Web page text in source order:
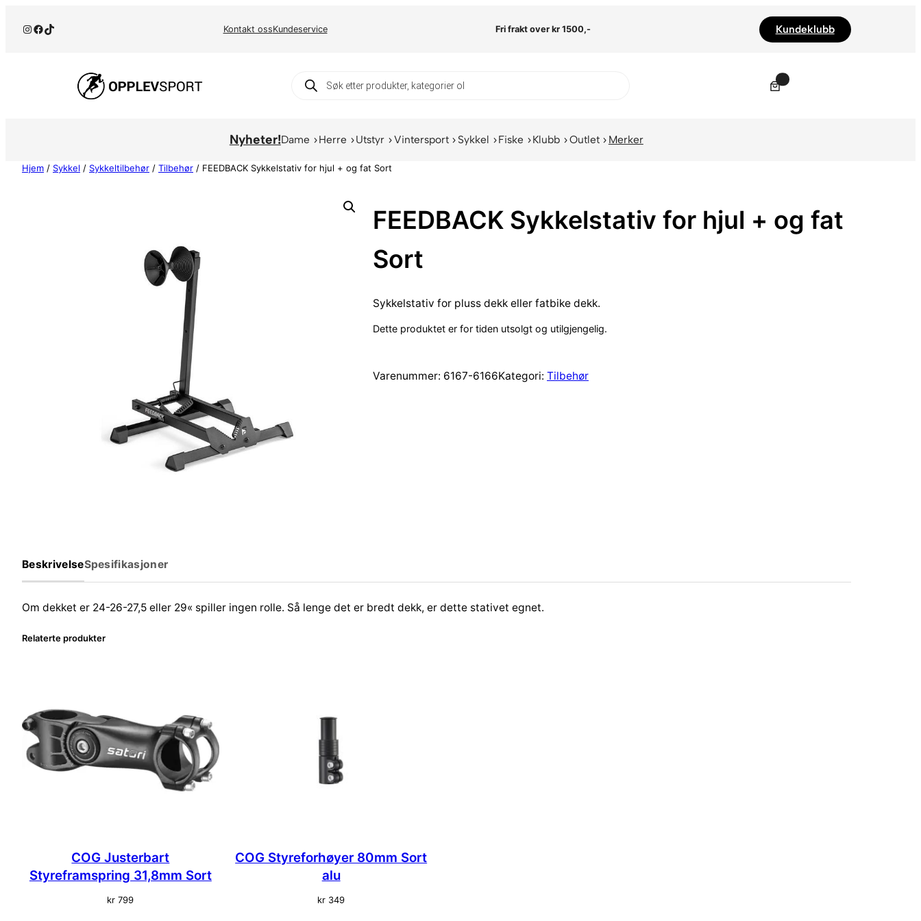
Instagram
Facebook
TikTok Kontakt ossKundeservice Fri frakt over kr 1500,- Kundeklubb
Products
search
Nyheter!Dame Herre Utstyr Vintersport Sykkel Fiske Klubb Outlet Merker
Hjem / Sykkel / Sykkeltilbehør / Tilbehør / FEEDBACK Sykkelstativ for hjul + og fat Sort
FEEDBACK Sykkelstativ for hjul + og fat
Sort
Sykkelstativ for pluss dekk eller fatbike dekk.
Dette produktet er for tiden utsolgt og utilgjengelig.
Varenummer: 6167-6166Kategori: Tilbehør
BeskrivelseSpesifikasjoner
Om dekket er 24-26-27,5 eller 29« spiller ingen rolle. Så lenge det er bredt dekk, er dette stativet egnet.
Relaterte produkter
COG Justerbart
Styreframspring 31,8mm Sort
kr 799
COG Styreforhøyer 80mm Sort
alu
kr 349